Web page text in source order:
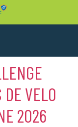
DE VELO
2026